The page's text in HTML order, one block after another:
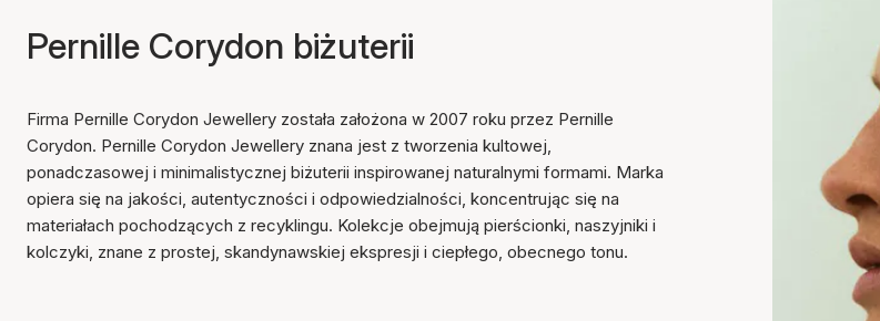
Pernille Corydon biżuterii
Firma Pernille Corydon Jewellery została założona w 2007 roku przez Pernille
Corydon. Pernille Corydon Jewellery znana jest z tworzenia kultowej,
ponadczasowej i minimalistycznej biżuterii inspirowanej naturalnymi formami. Marka
opiera się na jakości, autentyczności i odpowiedzialności, koncentrując się na
materiałach pochodzących z recyklingu. Kolekcje obejmują pierścionki, naszyjniki i
kolczyki, znane z prostej, skandynawskiej ekspresji i ciepłego, obecnego tonu.